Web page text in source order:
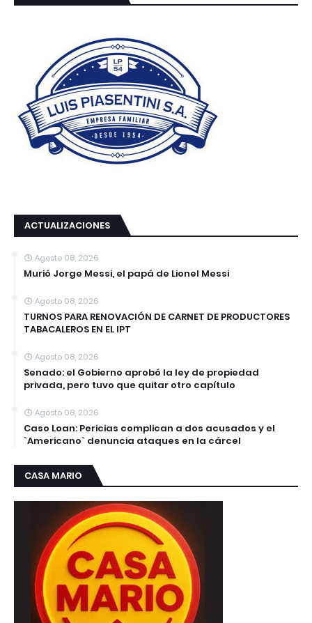
ACTUALIZACIONES
Agosto 08, 2026
Murió Jorge Messi, el papá de Lionel Messi
Agosto 08, 2026
TURNOS PARA RENOVACIÓN DE CARNET DE PRODUCTORES
TABACALEROS EN EL IPT
Agosto 08, 2026
Senado: el Gobierno aprobó la ley de propiedad
privada, pero tuvo que quitar otro capítulo
Agosto 08, 2026
Caso Loan: Pericias complican a dos acusados y el
`Americano` denuncia ataques en la cárcel
CASA MARIO